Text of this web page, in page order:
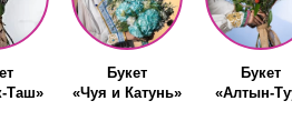
Таш»
Букет
«Чуя и Катунь»
Букет
«Алтын-